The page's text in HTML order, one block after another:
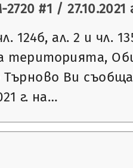
#1 / 27.10.2021
124б, ал. 2 и чл.
територията,
Търново Ви
г. на…